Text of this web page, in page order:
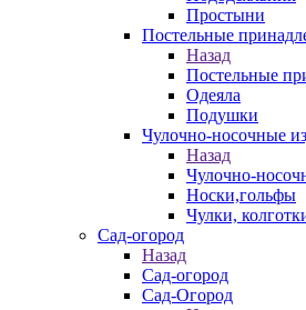
Простыни
Постельные
Назад
Постельные
Одеяла
Подушки
Чулочно-носочные
Назад
Чулочно-
Носки,гольфы
Чулки,
Сад-огород
Назад
Сад-огород
Сад-Огород